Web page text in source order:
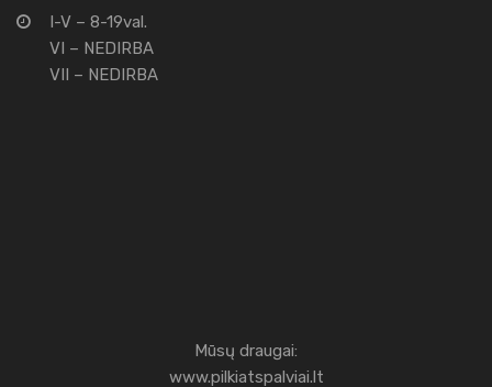
I-V – 8-19val.
VI – NEDIRBA
VII – NEDIRBA
Mūsų draugai:
www.pilkiatspalviai.lt